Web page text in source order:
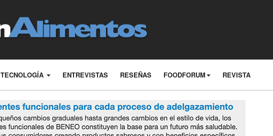
TECNOLOGÍA ENTREVISTAS RESEÑAS FOODFORUM REVISTA